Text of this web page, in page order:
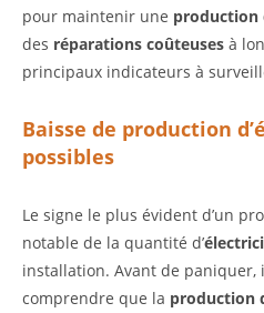
pour maintenir une production
des réparations coûteuses à
principaux indicateurs à
Baisse de production
possibles
Le signe le plus évident d’un
notable de la quantité d’
installation. Avant de paniquer,
comprendre que la production